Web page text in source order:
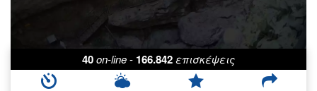
40on-line- 166.842επισκέψεις